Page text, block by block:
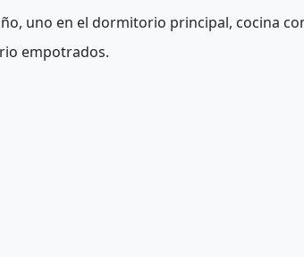
uno en el dormitorio principal, cocina
empotrados.